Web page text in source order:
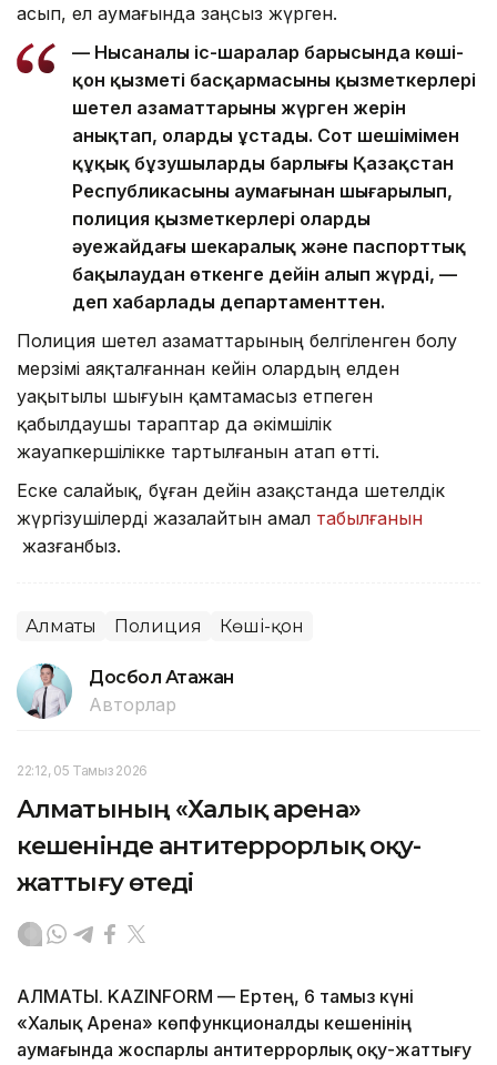
асып, ел аумағында заңсыз жүрген.
— Нысаналы іс-шаралар барысында көші-
қон қызметі басқармасының қызметкерлері
шетел азаматтарының жүрген жерін
анықтап, оларды ұстады. Сот шешімімен
құқық бұзушылардың барлығы Қазақстан
Республикасының аумағынан шығарылып,
полиция қызметкерлері оларды
әуежайдағы шекаралық және паспорттық
бақылаудан өткенге дейін алып жүрді, —
деп хабарлады департаменттен.
Полиция шетел азаматтарының белгіленген болу
мерзімі аяқталғаннан кейін олардың елден
уақытылы шығуын қамтамасыз етпеген
қабылдаушы тараптар да әкімшілік
жауапкершілікке тартылғанын атап өтті.
Еске салайық, бұған дейін Қазақстанда шетелдік
жүргізушілерді жазалайтын амал табылғанын
жазғанбыз.
Алматы Полиция Көші-қон
Досбол Атажан
Авторлар
22:12, 05 Тамыз 2026
Алматының «Халық арена»
кешенінде антитеррорлық оқу-
жаттығу өтеді
АЛМАТЫ. KAZINFORM — Ертең, 6 тамыз күні
«Халық Арена» көпфункционалды кешенінің
аумағында жоспарлы антитеррорлық оқу-жаттығу